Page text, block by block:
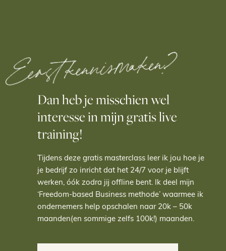
Eerst kennismaken?
Dan heb je misschien wel
interesse in mijn gratis live
training!
Tijdens deze gratis masterclass leer ik jou hoe je
je bedrijf zo inricht dat het 24/7 voor je blijft
werken, óók zodra jij offline bent. Ik deel mijn
‘Freedom-based Business methode’ waarmee ik
ondernemers help opschalen naar 20k – 50k
maanden(en sommige zelfs 100k!) maanden.